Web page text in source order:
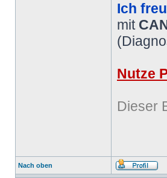
Ich
mit
Nutze
Dieser
Nach oben